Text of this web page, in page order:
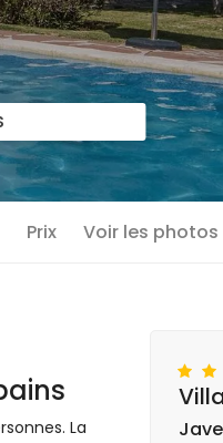
Prix Voir les photos
La